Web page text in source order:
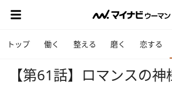
トップ 働く 整える 磨く 恋する
【第61話】ロマンスの神